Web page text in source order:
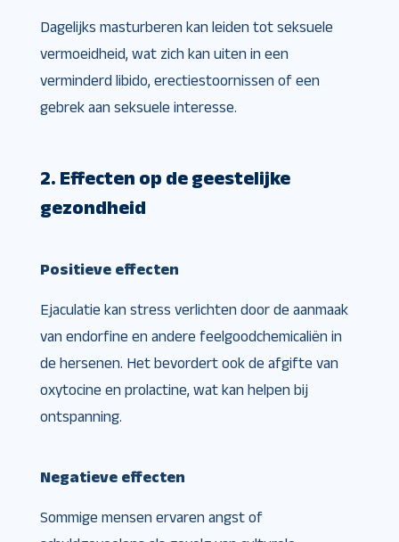
Dagelijks masturberen kan leiden tot seksuele
vermoeidheid, wat zich kan uiten in een
verminderd libido, erectiestoornissen of een
gebrek aan seksuele interesse.
2. Effecten op de geestelijke
gezondheid
Positieve effecten
Ejaculatie kan stress verlichten door de aanmaak
van endorfine en andere feelgoodchemicaliën in
de hersenen. Het bevordert ook de afgifte van
oxytocine en prolactine, wat kan helpen bij
ontspanning.
Negatieve effecten
Sommige mensen ervaren angst of